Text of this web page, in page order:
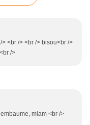
<br /> <br /> bisou<br />
/>
miam <br />